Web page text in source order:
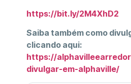
https://bit.ly/2M4XhD2
Saiba também como
clicando aqui:
https://
divulgar-em-alphaville/